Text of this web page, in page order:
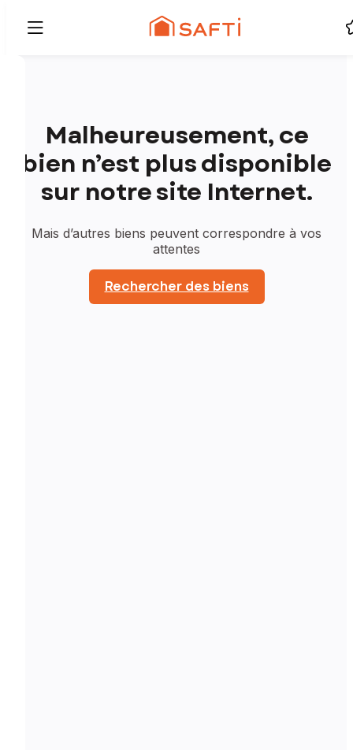
Malheureusement, ce
bien n’est plus disponible
sur notre site Internet.
Mais d’autres biens peuvent correspondre à vos
attentes
Rechercher des biens